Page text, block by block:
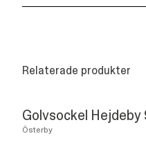
Relaterade produkter
Golvsockel
Österby